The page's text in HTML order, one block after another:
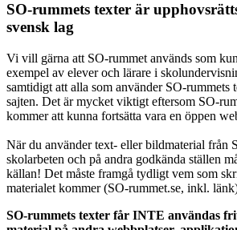
SO-rummets texter är
svensk lag
Vi vill gärna att SO-rummet används som
exempel av elever och lärare i
samtidigt att alla som använder SO-rummets
sajten. Det är mycket viktigt eftersom SO-
kommer att kunna fortsätta vara en öppen
När du använder text- eller bildmaterial från
skolarbeten och på andra godkända ställen
källan! Det måste framgå tydligt vem som
materialet kommer (SO-rummet.se, inkl.
SO-rummets texter får INTE användas